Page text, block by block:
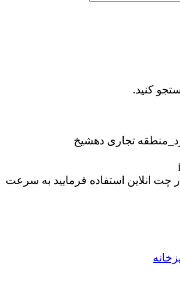
کنید.
تجاری دهشیخ
چت انلاین استفاده فرمایید به سرعت